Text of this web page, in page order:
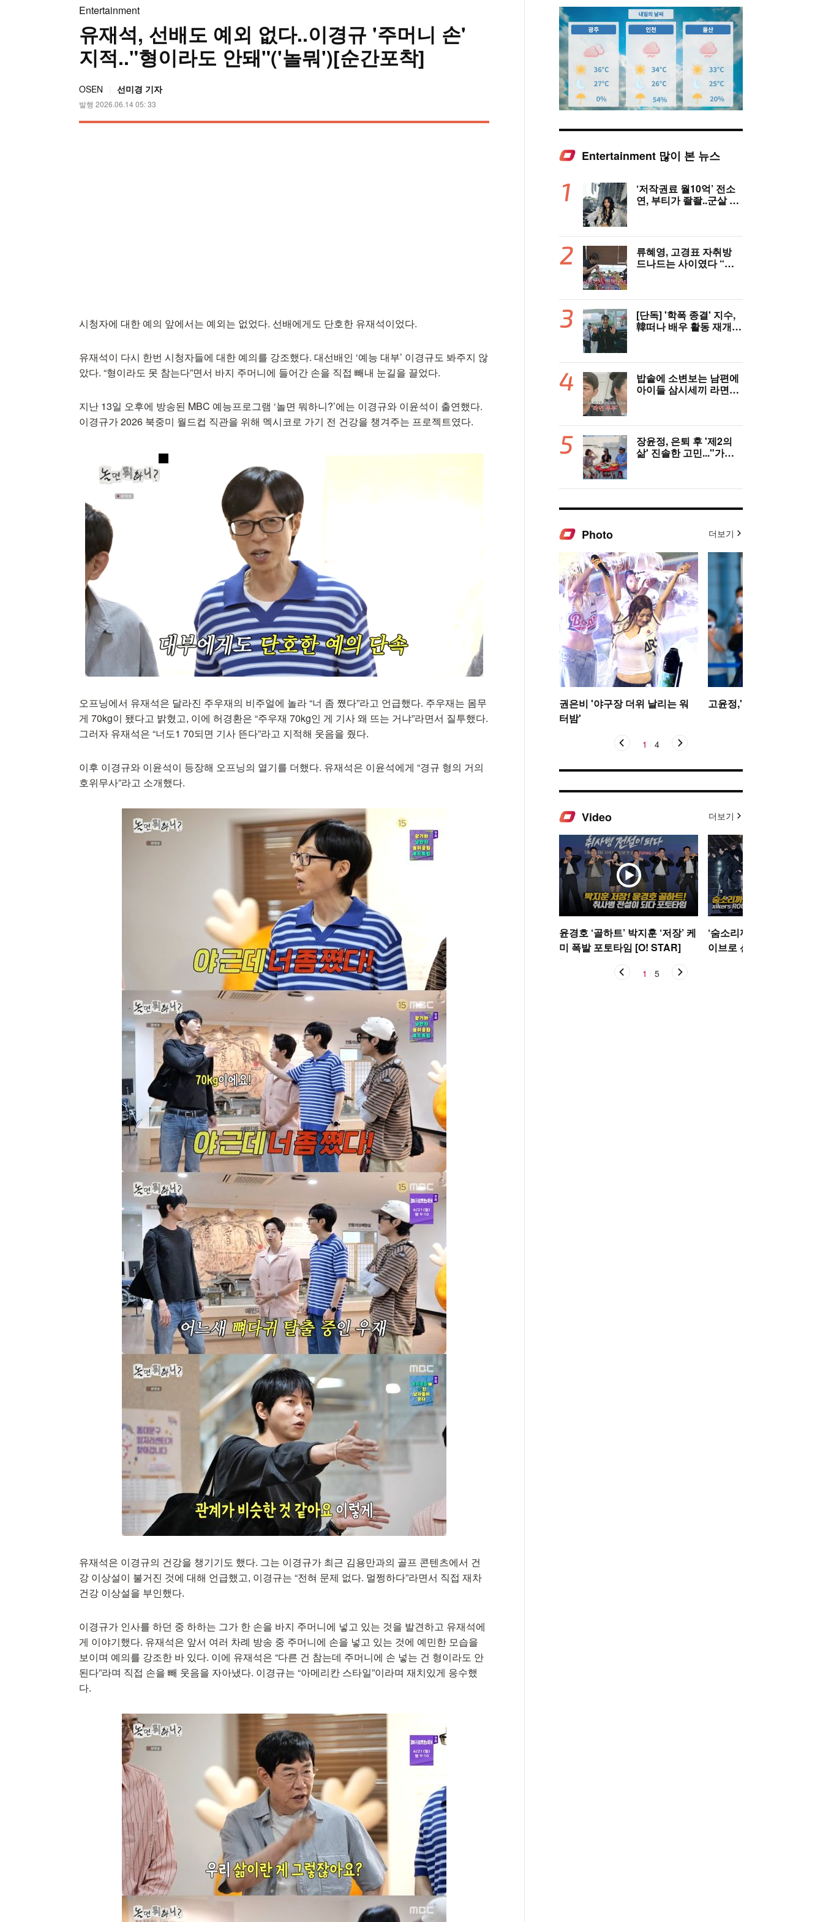
Entertainment
유재석, 선배도 예외 없다..이경규 '주머니 손'
지적.."형이라도 안돼"('놀뭐')[순간포착]
OSEN 선미경 기자
발행 2026.06.14 05: 33
시청자에 대한 예의 앞에서는 예외는 없었다. 선배에게도 단호한 유재석이었다.
유재석이 다시 한번 시청자들에 대한 예의를 강조했다. 대선배인 ‘예능 대부’ 이경규도 봐주지 않
았다. “형이라도 못 참는다”면서 바지 주머니에 들어간 손을 직접 빼내 눈길을 끌었다.
지난 13일 오후에 방송된 MBC 예능프로그램 ‘놀면 뭐하니?’에는 이경규와 이윤석이 출연했다.
이경규가 2026 북중미 월드컵 직관을 위해 멕시코로 가기 전 건강을 챙겨주는 프로젝트였다.
오프닝에서 유재석은 달라진 주우재의 비주얼에 놀라 “너 좀 쪘다”라고 언급했다. 주우재는 몸무
게 70kg이 됐다고 밝혔고, 이에 허경환은 “주우재 70kg인 게 기사 왜 뜨는 거냐”라면서 질투했다.
그러자 유재석은 “너도1 70되면 기사 뜬다”라고 지적해 웃음을 줬다.
이후 이경규와 이윤석이 등장해 오프닝의 열기를 더했다. 유재석은 이윤석에게 “경규 형의 거의
호위무사”라고 소개했다.
유재석은 이경규의 건강을 챙기기도 했다. 그는 이경규가 최근 김용만과의 골프 콘텐츠에서 건
강 이상설이 불거진 것에 대해 언급했고, 이경규는 “전혀 문제 없다. 멀쩡하다”라면서 직접 재차
건강 이상설을 부인했다.
이경규가 인사를 하던 중 하하는 그가 한 손을 바지 주머니에 넣고 있는 것을 발견하고 유재석에
게 이야기했다. 유재석은 앞서 여러 차례 방송 중 주머니에 손을 넣고 있는 것에 예민한 모습을
보이며 예의를 강조한 바 있다. 이에 유재석은 “다른 건 참는데 주머니에 손 넣는 건 형이라도 안
된다”라며 직접 손을 빼 웃음을 자아냈다. 이경규는 “아메리칸 스타일”이라며 재치있게 응수했
다.
Mute
Entertainment 많이 본 뉴스
‘저작권료 월10억’ 전소
연, 부티가 좔좔..군살 제
류혜영, 고경표 자취방
드나드는 사이였다 “부
[단독] '학폭 종결' 지수,
韓떠나 배우 활동 재개
터뷰)
밥솥에 소변보는 남편에
아이들 삼시세끼 라면…
장윤정, 은퇴 후 '제2의
삶' 진솔한 고민..."가수
Photo 더보기
권은비 '야구장 더위 날리는 워
터밤'
고윤정,'탄성을 자아내는
1 4
Video 더보기
윤경호 ‘골하트’ 박지훈 ‘저장’ 케
미 폭발 포토타임 [O! STAR]
‘숨소리까지 들려’ 싸이커
이브로 선보이는 신곡
1 5